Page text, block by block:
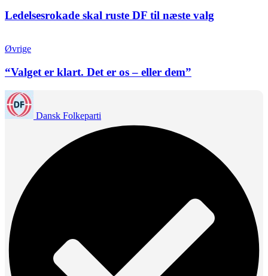
Ledelsesrokade skal ruste DF til næste valg
Øvrige
“Valget er klart. Det er os – eller dem”
Dansk Folkeparti